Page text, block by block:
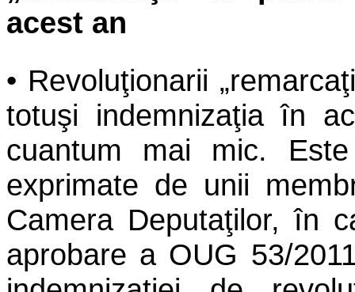
acest an
• Revoluţionarii
totuşi indemnizaţia în
cuantum mai mic.
exprimate de unii
Camera Deputaţilor, în
aprobare a OUG 53/